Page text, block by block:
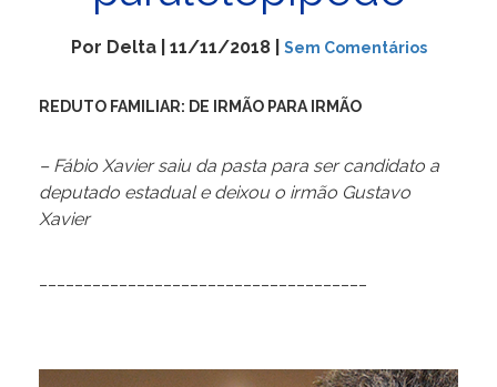
Por Delta | 11/11/2018 | Sem Comentários
REDUTO FAMILIAR: DE IRMÃO PARA IRMÃO
– Fábio Xavier saiu da pasta para ser candidato a
deputado estadual e deixou o irmão Gustavo
Xavier